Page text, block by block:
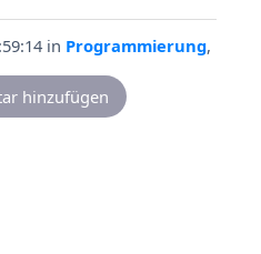
in Programmierung,
hinzufügen